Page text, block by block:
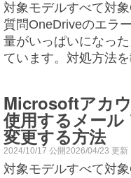
対象モデルすべて対
質問OneDriveのエラ
量がいっぱいになっ
ています。対処方法を
Microsoftアカ
使用するメール
変更する方法
2024/10/17 公開2026/04/23 更新
対象モデルすべて対